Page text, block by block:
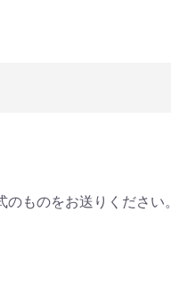
ものをお送りください。